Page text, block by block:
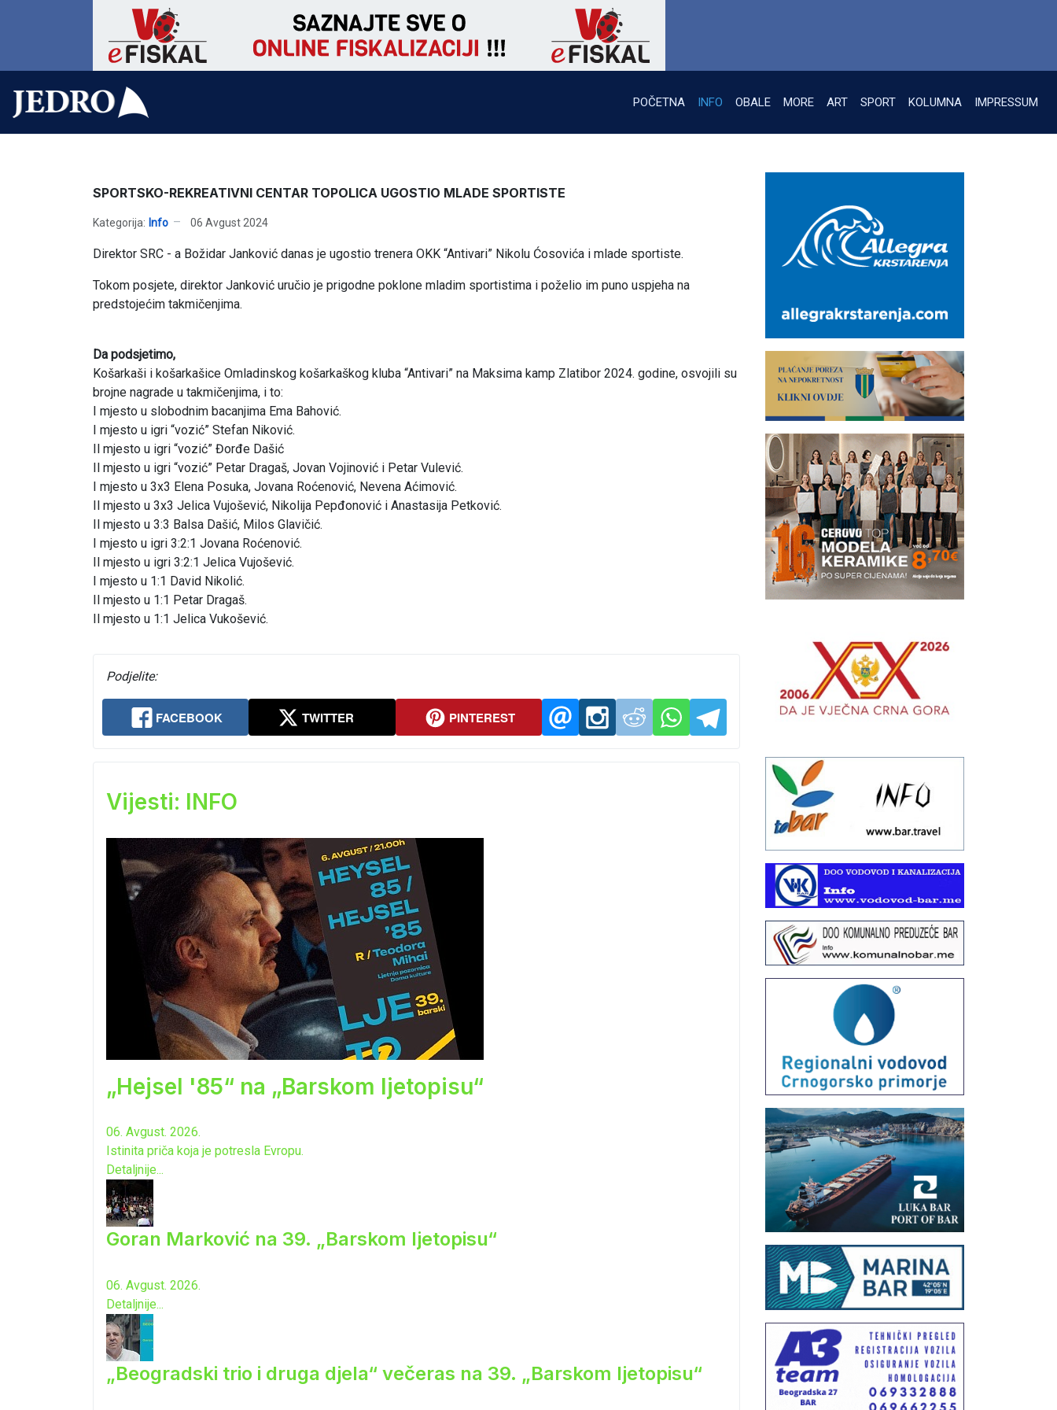
POČETNA INFO OBALE MORE ART SPORT KOLUMNA IMPRESSUM
SPORTSKO-REKREATIVNI CENTAR TOPOLICA UGOSTIO MLADE SPORTISTE
Kategorija: Info 06 Avgust 2024
Direktor SRC - a Božidar Janković danas je ugostio trenera OKK “Antivari” Nikolu Ćosovića i mlade sportiste.
Tokom posjete, direktor Janković uručio je prigodne poklone mladim sportistima i poželio im puno uspjeha na
predstojećim takmičenjima.
Da podsjetimo,
Košarkaši i košarkašice Omladinskog košarkaškog kluba “Antivari” na Maksima kamp Zlatibor 2024. godine, osvojili su
brojne nagrade u takmičenjima, i to:
I mjesto u slobodnim bacanjima Ema Bahović.
I mjesto u igri “vozić” Stefan Niković.
Il mjesto u igri “vozić” Đorđe Dašić
Il mjesto u igri “vozić” Petar Dragaš, Jovan Vojinović i Petar Vulević.
I mjesto u 3x3 Elena Posuka, Jovana Roćenović, Nevena Aćimović.
Il mjesto u 3x3 Jelica Vujošević, Nikolija Pepđonović i Anastasija Petković.
Il mjesto u 3:3 Balsa Dašić, Milos Glavičić.
I mjesto u igri 3:2:1 Jovana Roćenović.
Il mjesto u igri 3:2:1 Jelica Vujošević.
I mjesto u 1:1 David Nikolić.
Il mjesto u 1:1 Petar Dragaš.
Il mjesto u 1:1 Jelica Vukošević.
Podjelite:
FACEBOOK TWITTER PINTEREST
Vijesti: INFO
„Hejsel '85“ na „Barskom ljetopisu“
06. Avgust. 2026.
Istinita priča koja je potresla Evropu.
Detaljnije...
Goran Marković na 39. „Barskom ljetopisu“
06. Avgust. 2026.
Detaljnije...
„Beogradski trio i druga djela“ večeras na 39. „Barskom ljetopisu“